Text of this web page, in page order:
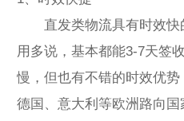
直发类物流具有时效快
用多说，基本都能3-7天签
慢，但也有不错的时效优势
德国、意大利等欧洲路向